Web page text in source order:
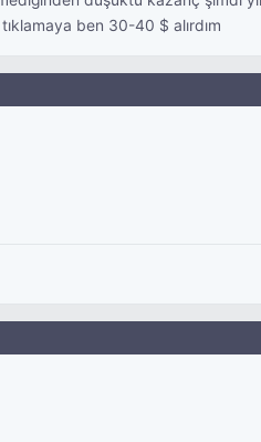
ben 30-40 $ alırdım